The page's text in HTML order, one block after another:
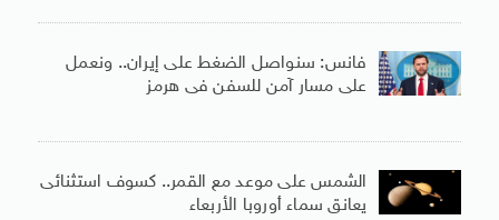
فانس: سنواصل الضغط على إيران.. ونعمل
على مسار آمن للسفن فى هرمز
الشمس على موعد مع القمر.. كسوف استثنائى
يعانق سماء أوروبا الأربعاء